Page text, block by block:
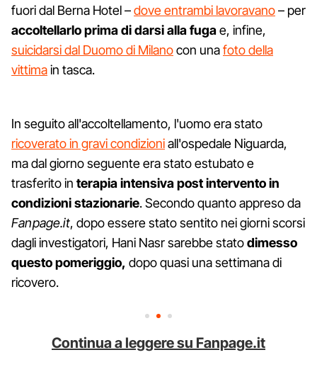
fuori dal Berna Hotel –dove entrambi lavoravano– per
accoltellarlo prima di darsi alla fugae, infine,
suicidarsi dal Duomo di Milanocon unafoto della
vittimain tasca.
In seguito all'accoltellamento, l'uomo era stato
ricoverato in gravi condizioniall'ospedale Niguarda,
ma dal giorno seguente era stato estubato e
trasferito in terapia intensiva post intervento in
condizioni stazionarie. Secondo quanto appreso da
Fanpage.it, dopo essere stato sentito nei giorni scorsi
dagli investigatori, Hani Nasr sarebbe statodimesso
questo pomeriggio, dopo quasi una settimana di
ricovero.
Continua a leggere su Fanpage.it